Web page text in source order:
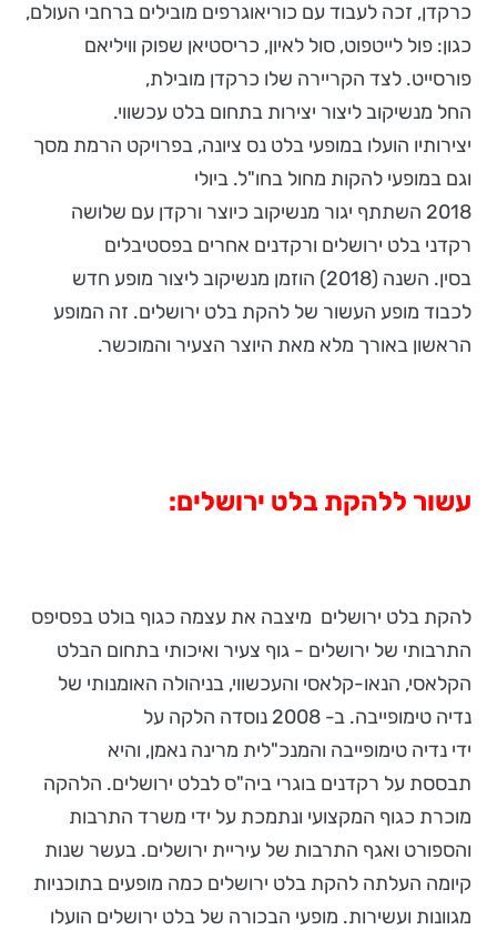
כרקדן, זכה לעבוד עם כוריאוגרפים מובילים ברחבי העולם,
כגון: פול לייטפוט, סול לאיון, כריסטיאן שפוק וויליאם
פורסייט. לצד הקריירה שלו כרקדן מובילת,
החל מנשיקוב ליצור יצירות בתחום בלט עכשווי.
יצירותיו הועלו במופעי בלט נס ציונה, בפרויקט הרמת מסך
וגם במופעי להקות מחול בחו"ל. ביולי
2018 השתתף יגור מנשיקוב כיוצר ורקדן עם שלושה
רקדני בלט ירושלים ורקדנים אחרים בפסטיבלים
בסין. השנה (2018) הוזמן מנשיקוב ליצור מופע חדש
לכבוד מופע העשור של להקת בלט ירושלים. זה המופע
הראשון באורך מלא מאת היוצר הצעיר והמוכשר.
עשור ללהקת בלט ירושלים:
להקת בלט ירושלים מיצבה את עצמה כגוף בולט בפסיפס
התרבותי של ירושלים - גוף צעיר ואיכותי בתחום הבלט
הקלאסי, הנאו-קלאסי והעכשווי, בניהולה האומנותי של
נדיה טימופייבה. ב- 2008 נוסדה הלקה על
ידי נדיה טימופייבה והמנכ"לית מרינה נאמן, והיא
תבססת על רקדנים בוגרי ביה"ס לבלט ירושלים. הלהקה
מוכרת כגוף המקצועי ונתמכת על ידי משרד התרבות
והספורט ואגף התרבות של עיריית ירושלים. בעשר שנות
קיומה העלתה להקת בלט ירושלים כמה מופעים בתוכניות
מגוונות ועשירות. מופעי הבכורה של בלט ירושלים הועלו